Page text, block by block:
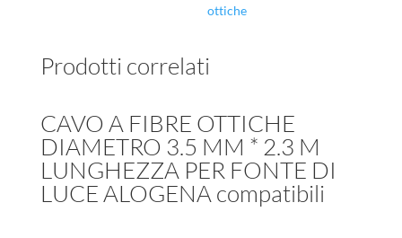
3
LUNGHEZZA
FONTE
DI
LUCE
ALOGENA
ottiche
Prodotti correlati
CAVO A FIBRE OTTICHE
DIAMETRO 3.5 MM * 2.3 M
LUNGHEZZA PER FONTE DI
LUCE ALOGENA compatibili